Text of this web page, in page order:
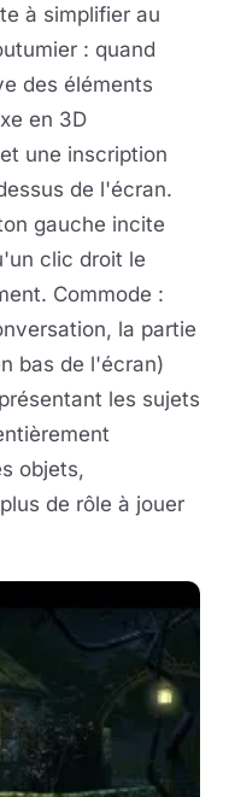
à simplifier au
: quand
des éléments
en 3D
une inscription
de l'écran.
gauche incite
clic droit le
Commode :
la partie
bas de l'écran)
les sujets
objets,
de rôle à jouer